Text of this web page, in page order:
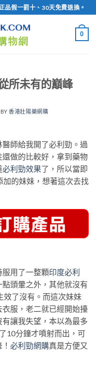
品假一罰十、30天免費退換。
0
所未有的巔峰
BY香港壯陽藥網購
師給我開了必利勁。過
做的比較好，拿到藥物
必利勁效果了，所以當即
的妹妹，想著這次去找
用了一整顆印度必利
頭暈之外，其他就沒有
效了沒有。而這次妹妹
服，老二就已經開始擡
讓我失望，本以為最多
10分鐘才噴射而出，可
必利勁網購真是方便又